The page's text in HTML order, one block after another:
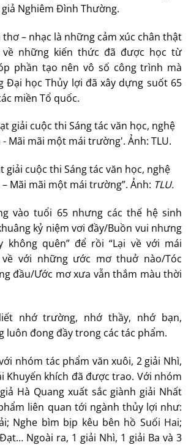
Nghiêm Đình Thường.
– nhạc là những cảm xúc chân thật
những kiến thức đã được học từ
phần tạo nên vô số công trình mà
Đại học Thủy lợi đã xây dựng suốt 65
miền Tổ quốc.
giải cuộc thi Sáng tác văn học, nghệ
Mãi mãi một mái trường”. Ảnh: TLU.
vào tuổi 65 nhưng các thế hệ sinh
kỷ niệm vơi đầy/Buồn vui nhưng
không quên” để rồi “Lại về với mái
với những ước mơ thuở nào/Tóc
đầu/Ước mơ xưa vẫn thắm màu thời
nhớ trường, nhớ thầy, nhớ bạn,
luôn đong đầy trong các tác phẩm.
nhóm tác phẩm văn xuôi, 2 giải Nhì,
Khuyến khích đã được trao. Với nhóm
Hà Quang xuất sắc giành giải Nhất
liên quan tới ngành thủy lợi như:
Nghe bìm bịp kêu bên hồ Suối Hai;
Ngoài ra, 1 giải Nhì, 1 giải Ba và 3